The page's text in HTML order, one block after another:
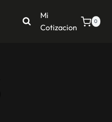
Mi
Cotizacion
0